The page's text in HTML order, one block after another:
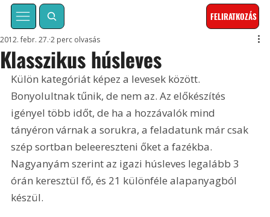
FELIRATKOZÁS
Klasszikus húsleves
2012. febr. 27. 2 perc olvasás
Külön kategóriát képez a levesek között.
Bonyolultnak tűnik, de nem az. Az előkészítés
igényel több időt, de ha a hozzávalók mind
tányéron várnak a sorukra, a feladatunk már csak
szép sortban beleereszteni őket a fazékba.
Nagyanyám szerint az igazi húsleves legalább 3
órán keresztül fő, és 21 különféle alapanyagból
készül.